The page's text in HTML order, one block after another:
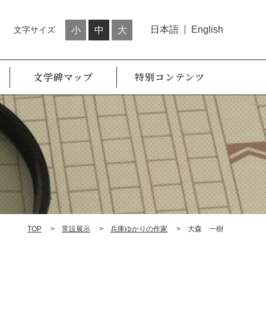
文字サイズ 小 中 大 日本語 English
文学碑マップ 特別コンテンツ
TOP 常設展示 兵庫ゆかりの作家 大森 一樹